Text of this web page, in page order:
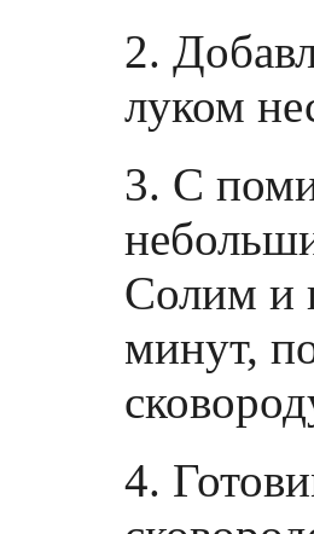
2.
луком
3. С
Солим и
минут,
4.